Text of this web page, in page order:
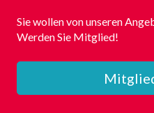
Sie wollen von unseren
Werden Sie Mitglied!